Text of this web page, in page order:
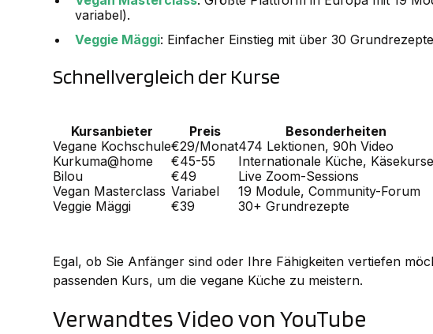
variabel).
Veggie Mäggi: Einfacher Einstieg mit über 30
Schnellvergleich der Kurse
Kursanbieter Preis Besonderheiten
Vegane Kochschule€29/Monat474 Lektionen, 90h Video
Kurkuma@home
€45-55 Internationale Küche, Käsekurse
Bilou
€49 Live Zoom-Sessions
Vegan Masterclass Variabel 19 Module, Community-Forum
Veggie Mäggi
€39 30+ Grundrezepte
Egal, ob Sie Anfänger sind oder Ihre Fähigkeiten vertiefen
passenden Kurs, um die vegane Küche zu meistern.
Verwandtes Video von YouTube